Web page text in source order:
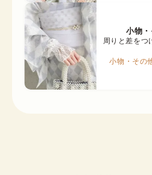
小物
周りと差をつ
小物・その